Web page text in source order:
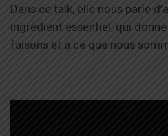
Dans ce talk, elle nous parle
ingrédient essentiel, qui
faisons et à ce que nous